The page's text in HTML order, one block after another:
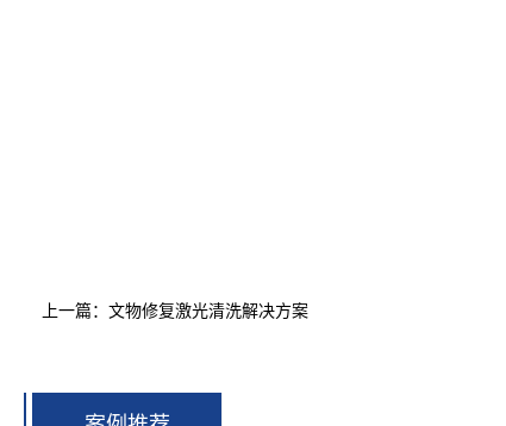
上一篇：文物修复激光清洗解决方案